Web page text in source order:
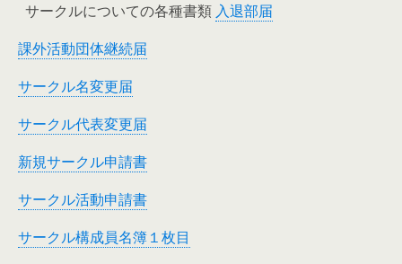
サークルについての各種書類 入退部届
課外活動団体継続届
サークル名変更届
サークル代表変更届
新規サークル申請書
サークル活動申請書
サークル構成員名簿１枚目